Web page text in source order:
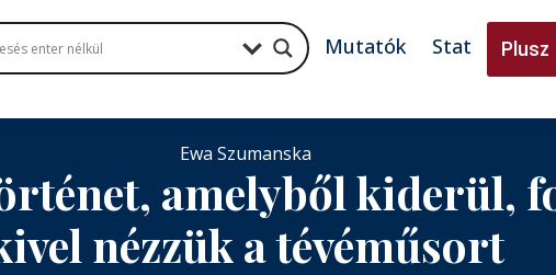
Mutatók Stat Plusz
Ewa Szumanska
amelyből kiderül,
nézzük a tévéműsort